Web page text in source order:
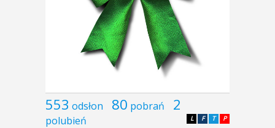
553 odsłon 80 pobrań 2
polubień P
T
F
L